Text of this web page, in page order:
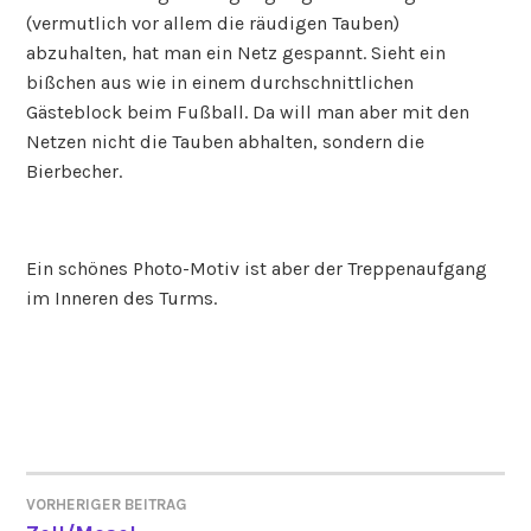
(vermutlich vor allem die räudigen Tauben)
abzuhalten, hat man ein Netz gespannt. Sieht ein
bißchen aus wie in einem durchschnittlichen
Gästeblock beim Fußball. Da will man aber mit den
Netzen nicht die Tauben abhalten, sondern die
Bierbecher.
Ein schönes Photo-Motiv ist aber der Treppenaufgang
im Inneren des Turms.
BEITRAGSNAVIGATION
VORHERIGER BEITRAG